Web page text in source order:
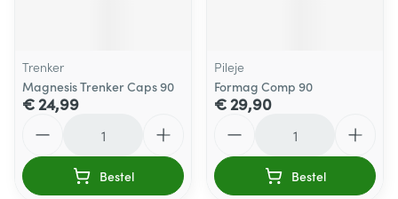
Trenker
Magnesis Trenker Caps 90
€ 24,99
Bestel
Pileje
Formag Comp 90
€ 29,90
Bestel